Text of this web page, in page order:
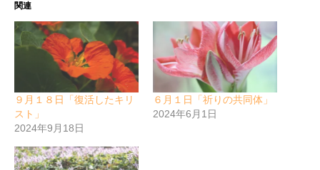
関連
９月１８日「復活したキリ
スト」
2024年9月18日
６月１日「祈りの共同体」
2024年6月1日